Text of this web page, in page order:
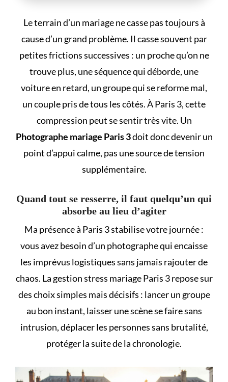
Le terrain d’un mariage ne casse pas toujours à
cause d’un grand problème. Il casse souvent par
petites frictions successives : un proche qu’on ne
trouve plus, une séquence qui déborde, une
voiture en retard, un groupe qui se reforme mal,
un couple pris de tous les côtés. À Paris 3, cette
compression peut se sentir très vite. Un
Photographe mariage Paris 3doit donc devenir un
point d’appui calme, pas une source de tension
supplémentaire.
Quand tout se resserre, il faut quelqu’un qui
absorbe au lieu d’agiter
Ma présence à Paris 3 stabilise votre journée :
vous avez besoin d’un photographe qui encaisse
les imprévus logistiques sans jamais rajouter de
chaos. La gestion stress mariage Paris 3 repose sur
des choix simples mais décisifs : lancer un groupe
au bon instant, laisser une scène se faire sans
intrusion, déplacer les personnes sans brutalité,
protéger la suite de la chronologie.